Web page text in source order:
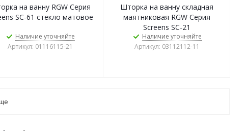
на ванну RGW Серия
SC-61 стекло матовое
Наличие уточняйте
Артикул: 01116115-21
Шторка на ванну складная
маятниковая RGW Серия
Screens SC-21
Наличие уточняйте
Артикул: 03112112-11